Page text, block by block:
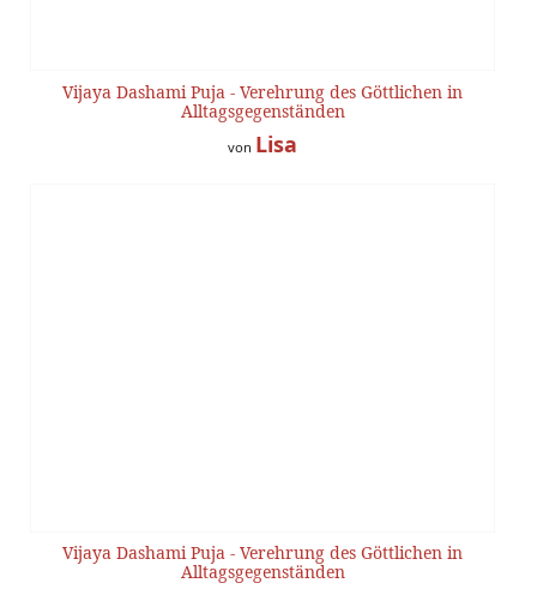
Vijaya Dashami Puja - Verehrung des Göttlichen in
Alltagsgegenständen
von Lisa
Vijaya Dashami Puja - Verehrung des Göttlichen in
Alltagsgegenständen